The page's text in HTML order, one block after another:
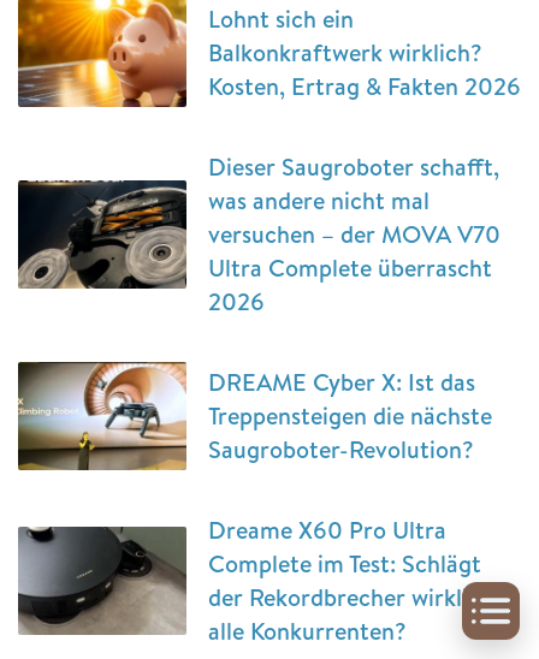
Lohnt sich ein
Balkonkraftwerk wirklich?
Kosten, Ertrag & Fakten 2026
Dieser Saugroboter schafft,
was andere nicht mal
versuchen – der MOVA V70
Ultra Complete überrascht
2026
DREAME Cyber X: Ist das
Treppensteigen die nächste
Saugroboter-Revolution?
Dreame X60 Pro Ultra
Complete im Test: Schlägt
der Rekordbrecher wirklich
alle Konkurrenten?